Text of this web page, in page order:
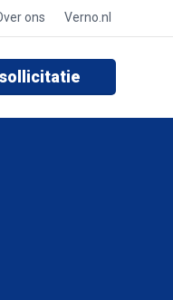
ons Verno.nl